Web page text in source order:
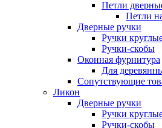
Петли
Петли
Дверные ручки
Ручки
Ручки-скобы
Оконная фурнитура
Для
Сопутствующие
Ликон
Дверные ручки
Ручки
Ручки-скобы